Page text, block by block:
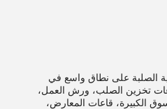
الصلبة على نطاق واسع في
تخزين الصلب، ورش العمل،
الكبيرة، قاعات المعارض،